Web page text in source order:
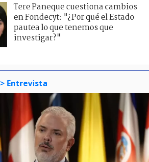
Tere Paneque cuestiona cambios
en Fondecyt: "¿Por qué el Estado
pautea lo que tenemos que
investigar?"
> Entrevista